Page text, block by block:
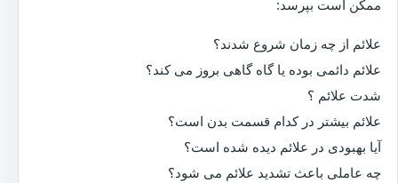
ممکن است بپرسد:
علائم از چه زمان شروع شدند؟
علائم دائمی بوده یا گاه گاهی بروز می کند؟
شدت علائم ؟
علائم بیشتر در کدام قسمت بدن است؟
آیا بهبودی در علائم دیده شده است؟
چه عاملی باعث تشدید علائم می شود؟